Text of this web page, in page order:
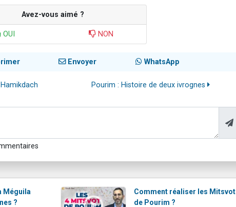
Avez-vous aimé ?
OUI NON
Envoyer WhatsApp
Pourim : Histoire de deux ivrognes
Méguila
?
Comment réaliser les Mitsvot
de Pourim ?